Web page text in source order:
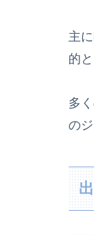
主
的
多
の